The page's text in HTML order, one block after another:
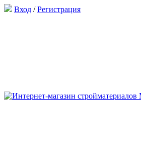
Вход /Регистрация